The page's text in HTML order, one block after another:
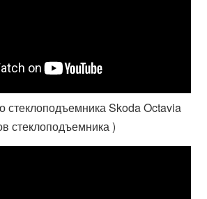
стеклоподъемника Skoda Octavia
стеклоподъемника )